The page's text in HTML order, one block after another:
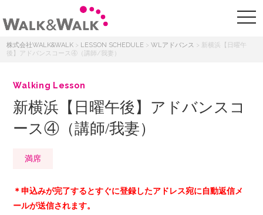
株式会社WALK&WALK > LESSON SCHEDULE >WLアドバンス > 新横浜【日曜午
後】アドバンスコース④（講師/我妻）
Walking Lesson
新横浜【日曜午後】アドバンスコ
ース④（講師/我妻）
満席
＊申込みが完了するとすぐに登録したアドレス宛に自動返信メ
ールが送信されます。